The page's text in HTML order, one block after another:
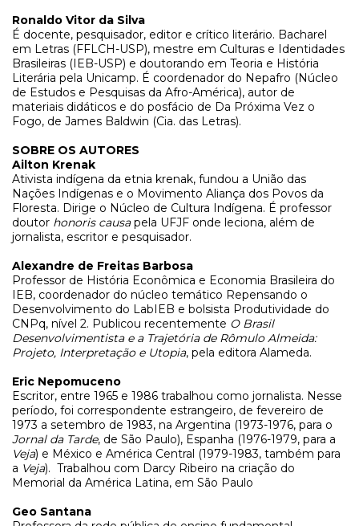
Ronaldo Vitor da Silva
É docente, pesquisador, editor e crítico literário. Bacharel
em Letras (FFLCH-USP), mestre em Culturas e Identidades
Brasileiras (IEB-USP) e doutorando em Teoria e História
Literária pela Unicamp. É coordenador do Nepafro (Núcleo
de Estudos e Pesquisas da Afro-América), autor de
materiais didáticos e do posfácio de Da Próxima Vez o
Fogo, de James Baldwin (Cia. das Letras).
SOBRE OS AUTORES
Ailton Krenak
Ativista indígena da etnia krenak, fundou a União das
Nações Indígenas e o Movimento Aliança dos Povos da
Floresta. Dirige o Núcleo de Cultura Indígena. É professor
doutor honoris causapela UFJF onde leciona, além de
jornalista, escritor e pesquisador.
Alexandre de Freitas Barbosa
Professor de História Econômica e Economia Brasileira do
IEB, coordenador do núcleo temático Repensando o
Desenvolvimento do LabIEB e bolsista Produtividade do
CNPq, nível 2. Publicou recentemente O Brasil
Desenvolvimentista e a Trajetória de Rômulo Almeida:
Projeto, Interpretação e Utopia, pela editora Alameda.
Eric Nepomuceno
Escritor, entre 1965 e 1986 trabalhou como jornalista. Nesse
período, foi correspondente estrangeiro, de fevereiro de
1973 a setembro de 1983, na Argentina (1973-1976, para o
Jornal da Tarde, de São Paulo), Espanha (1976-1979, para a
Veja) e México e América Central (1979-1983, também para
a Veja). Trabalhou com Darcy Ribeiro na criação do
Memorial da América Latina, em São Paulo
Geo Santana